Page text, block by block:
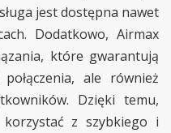
jest dostępna nawet
Dodatkowo, Airmax
które gwarantują
ale również
Dzięki temu,
korzystać z szybkiego i